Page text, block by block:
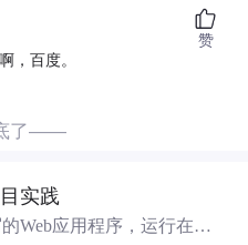
，百度。
赞
了——
实践
Web应用程序，运行在支